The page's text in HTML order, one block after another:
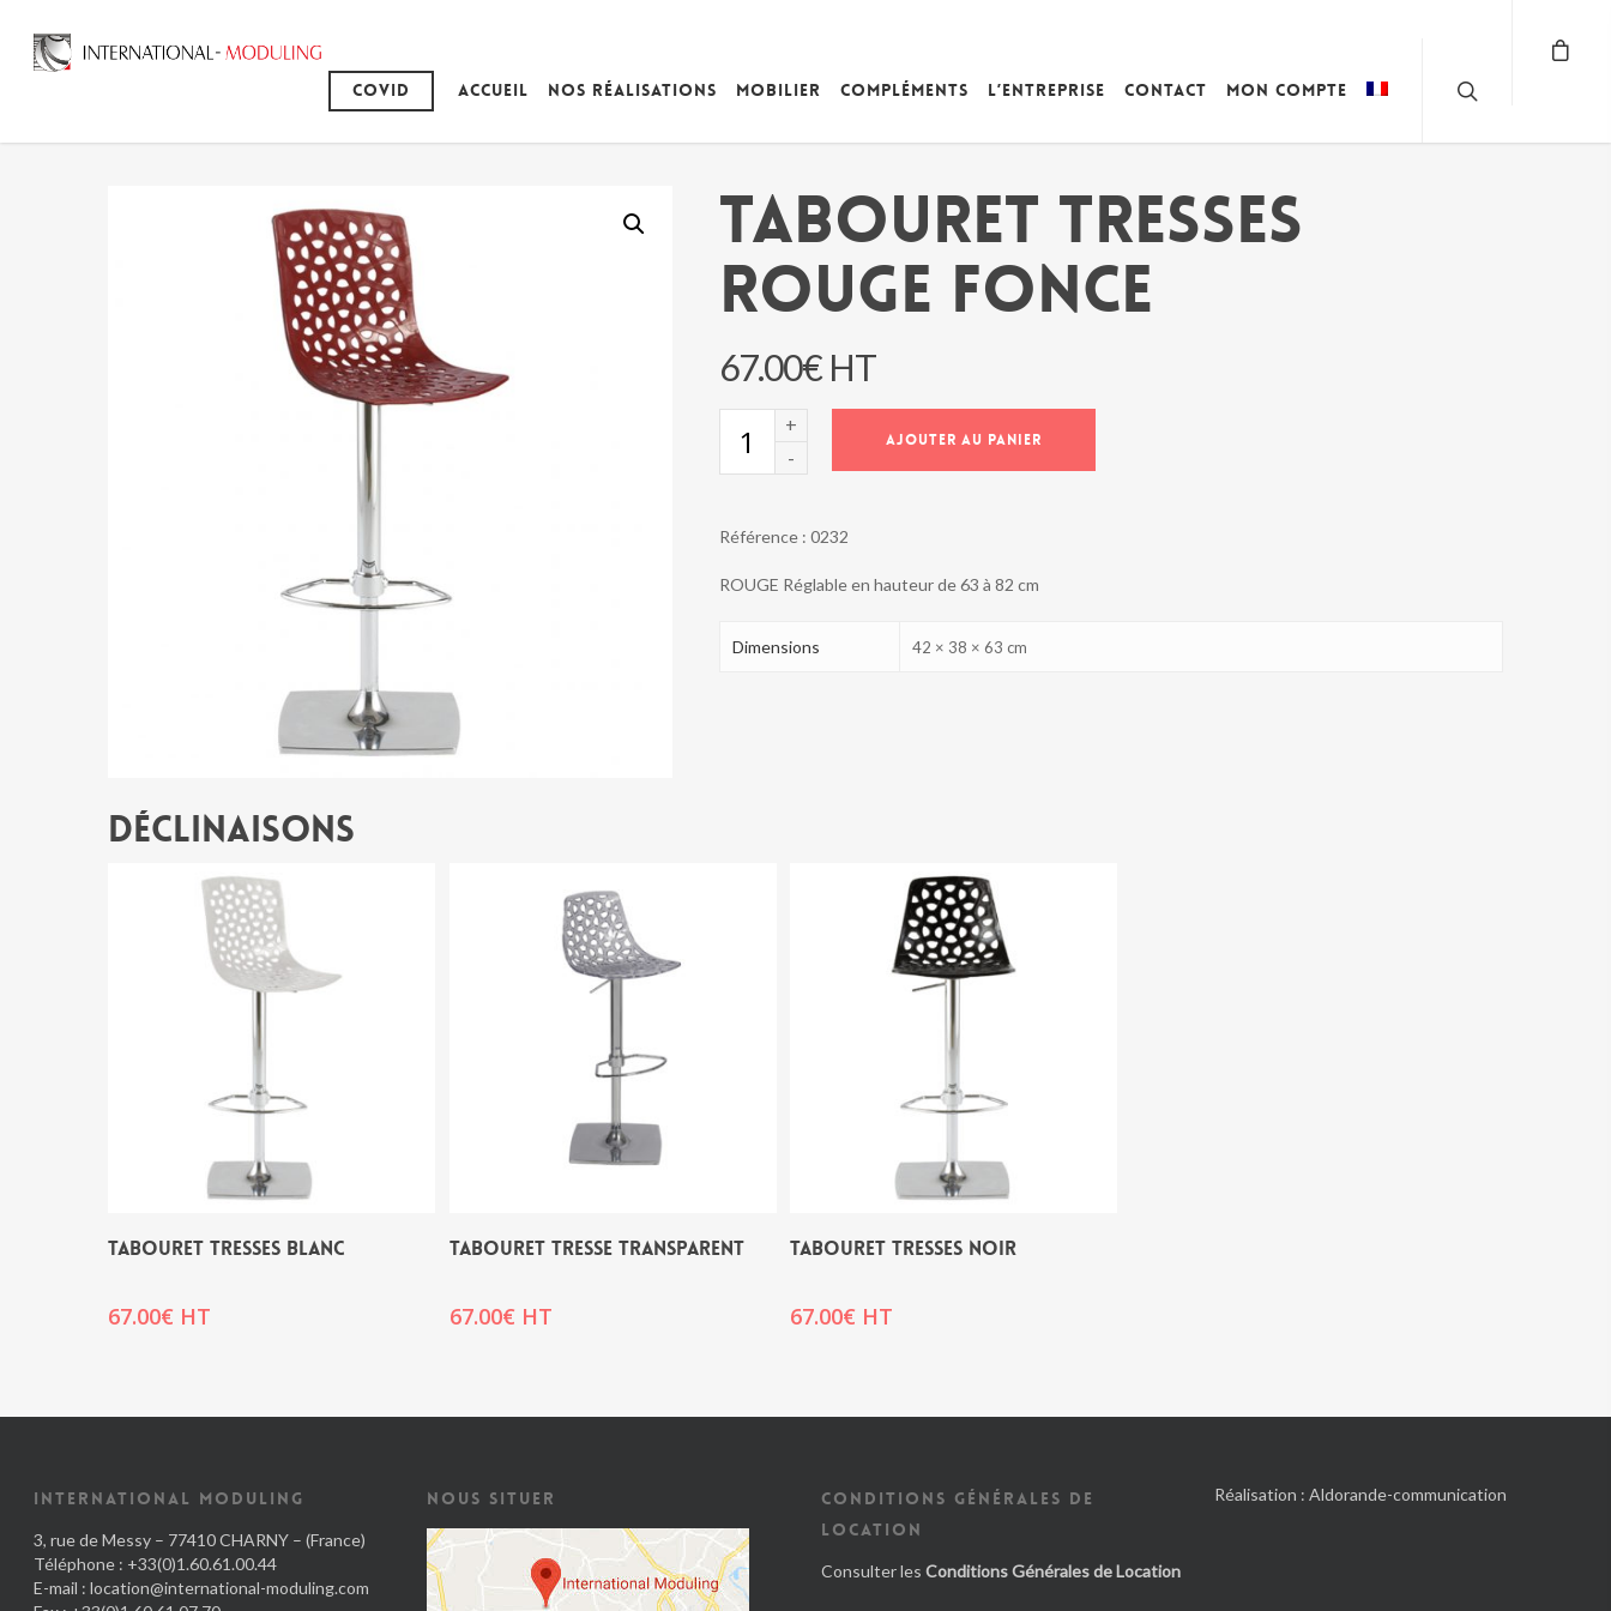
Covid Accueil Nos réalisations Mobilier Compléments L’entreprise Contact Mon compte
TABOURET TRESSES
ROUGE FONCE
67.00€ HT
TABOURET
FONCE
AJOUTER AU PANIER
Référence : 0232
ROUGE Réglable en hauteur de 63 à 82 cm
Dimensions 42 × 38 × 63 cm
Déclinaisons
TABOURET TRESSES BLANC
67.00€ HT
TABOURET TRESSE TRANSPARENT
67.00€ HT
TABOURET TRESSES NOIR
67.00€ HT
INTERNATIONAL MODULING
3, rue de Messy – 77410 CHARNY – (France)
Téléphone : +33(0)1.60.61.00.44
E-mail : location@international-moduling.com
NOUS SITUER
CONDITIONS GÉNÉRALES DE
LOCATION
Consulter les Conditions Générales de Location
Réalisation :Aldorande-communication